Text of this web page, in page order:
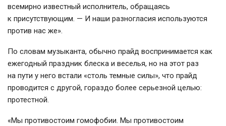
всемирно известный исполнитель, обращаясь
к присутствующим. — И наши разногласия используются
против нас же».
По словам музыканта, обычно прайд воспринимается как
ежегодный праздник блеска и веселья, но на этот раз
на пути у него встали «столь темные силы», что прайд
проводится с другой, гораздо более серьезной целью:
протестной.
«Мы противостоим гомофобии. Мы противостоим